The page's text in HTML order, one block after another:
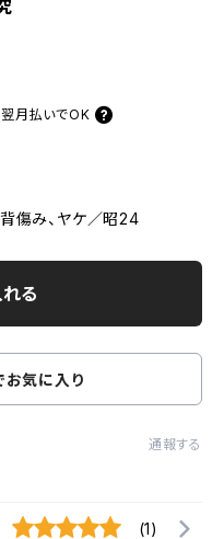
翌月払いでOK
傷み、ヤケ／昭24
る
お気に入り
通報する
(1)